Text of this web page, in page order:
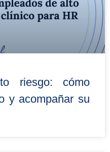
riesgo: cómo
y acompañar su